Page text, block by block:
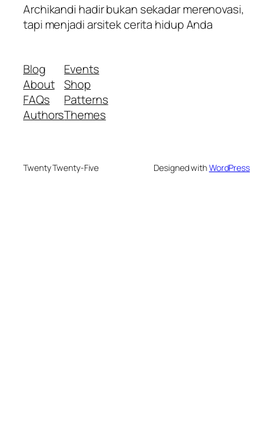
Archikandi hadir bukan sekadar merenovasi,
tapi menjadi arsitek cerita hidup Anda
Blog
About
FAQs
Authors
Events
Shop
Patterns
Themes
Twenty Twenty-Five Designed withWordPress